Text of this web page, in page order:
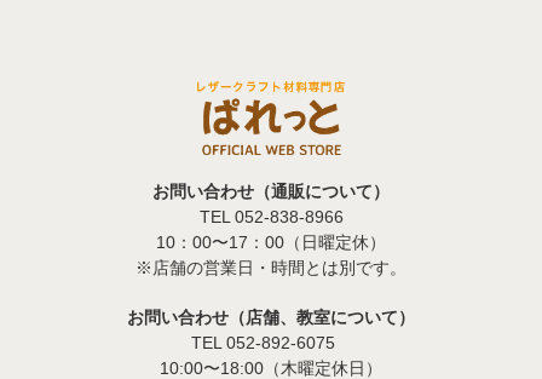
お問い合わせ（通販について）
TEL 052-838-8966
10：00〜17：00（日曜定休）
※店舗の営業日・時間とは別です。
お問い合わせ（店舗、教室について）
TEL 052-892-6075
10:00〜18:00（木曜定休日）